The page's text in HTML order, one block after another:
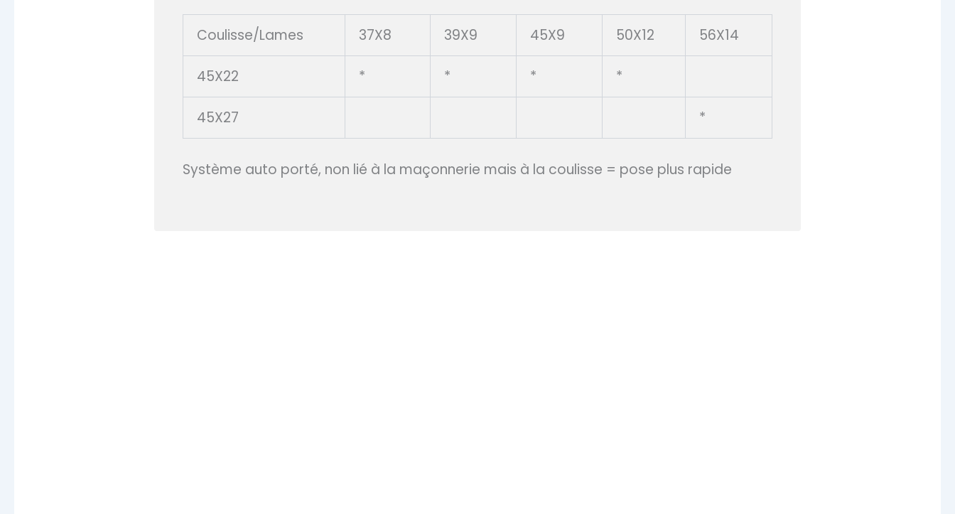
Coulisse/Lames 37X8 39X9 45X9 50X12 56X14
45X22 * * * *
45X27 *
Système auto porté, non lié à la maçonnerie mais à la coulisse = pose plus rapide